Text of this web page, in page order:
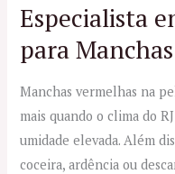
Especialista
para
Manchas vermelhas na
mais quando o clima do
umidade elevada. Além
coceira, ardência ou